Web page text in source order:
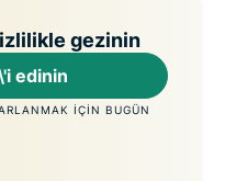
gezinin
edinin
IÇIN BUGÜN